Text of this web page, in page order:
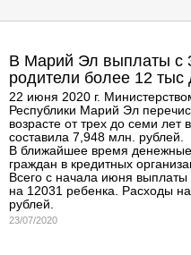
В Марий Эл выплаты с
родители более 12 тыс
22 июня 2020 г.
Республики Марий Эл
возрасте от трех до семи
составила 7,948 млн. рублей.
В ближайшее время денежные
граждан в кредитных
Всего с начала июня
на 12031 ребенка. Расходы
рублей.
23/07/2020